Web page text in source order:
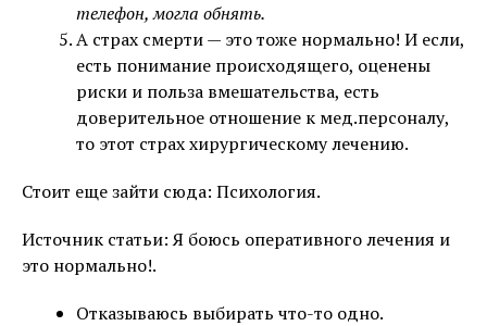
телефон, могла обнять.
А страх смерти — это тоже нормально! И если,
есть понимание происходящего, оценены
риски и польза вмешательства, есть
доверительное отношение к мед.персоналу,
то этот страх хирургическому лечению.
Стоит еще зайти сюда: Психология.
Источник статьи: Я боюсь оперативного лечения и
это нормально!.
Отказываюсь выбирать что-то одно.